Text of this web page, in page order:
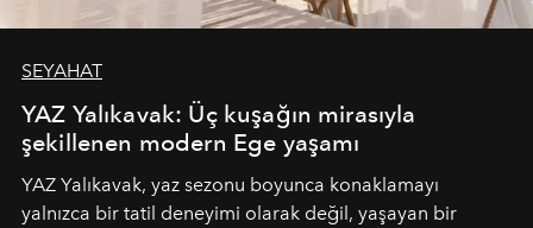
SEYAHAT
YAZ Yalıkavak: Üç kuşağın mirasıyla
şekillenen modern Ege yaşamı
YAZ Yalıkavak, yaz sezonu boyunca konaklamayı
yalnızca bir tatil deneyimi olarak değil, yaşayan bir